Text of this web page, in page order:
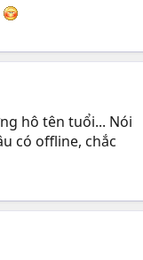
hô tên tuổi... Nói
có offline, chắc